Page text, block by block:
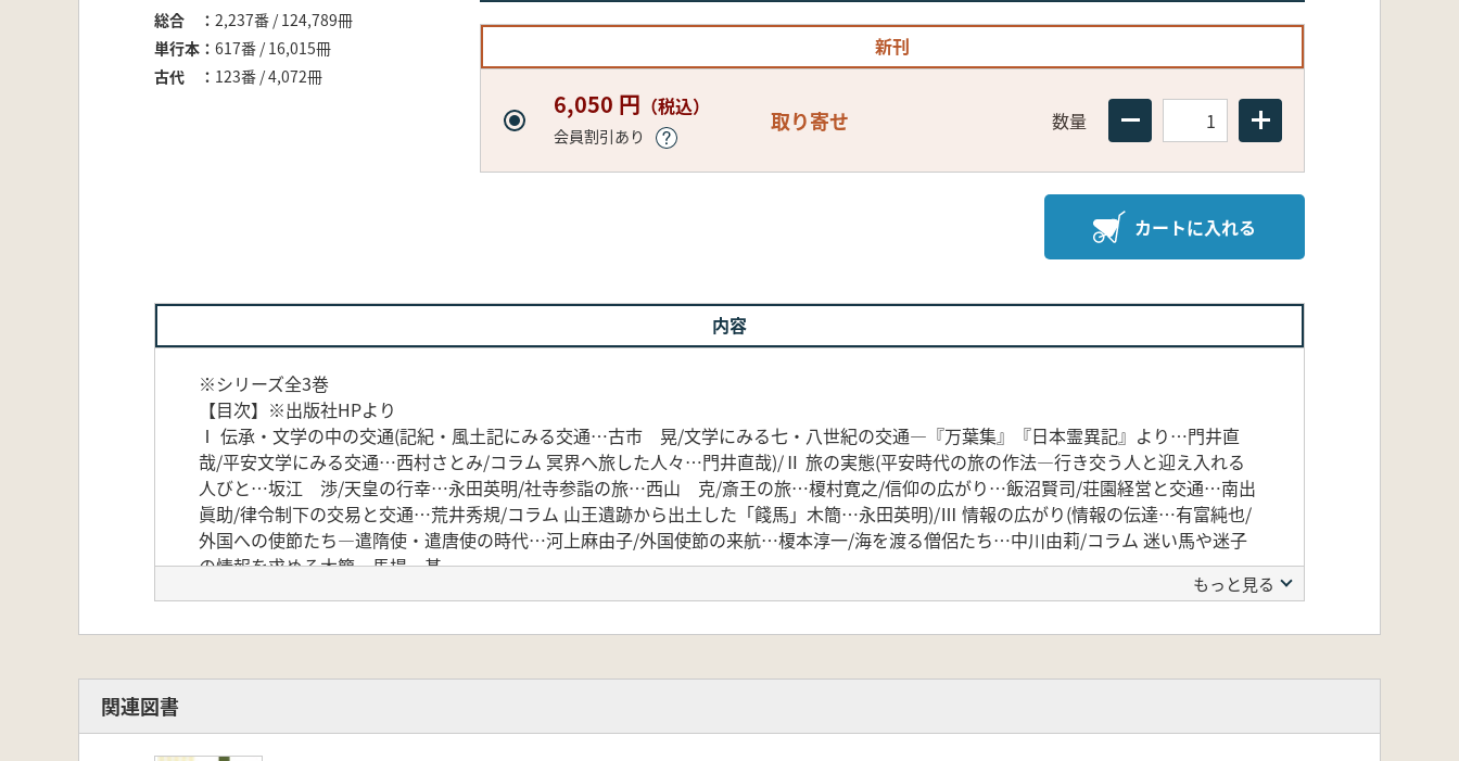
総合
2,237番 / 124,789冊
単行本
617番 / 16,015冊
古代
123番 / 4,072冊
新刊
6,050 円 （税込）
会員割引あり
取り寄せ 数量
カートに入れる
内容
※シリーズ全3巻
【目次】※出版社HPより
Ⅰ 伝承・文学の中の交通(記紀・風土記にみる交通…古市 晃/文学にみる七・八世紀の交通―『万葉集』『日本霊異記』より…門井直
哉/平安文学にみる交通…西村さとみ/コラム 冥界へ旅した人々…門井直哉)/Ⅱ 旅の実態(平安時代の旅の作法―行き交う人と迎え入れる
人びと…坂江 渉/天皇の行幸…永田英明/社寺参詣の旅…西山 克/斎王の旅…榎村寛之/信仰の広がり…飯沼賢司/荘園経営と交通…南出
眞助/律令制下の交易と交通…荒井秀規/コラム 山王遺跡から出土した「餞馬」木簡…永田英明)/Ⅲ 情報の広がり(情報の伝達…有富純也/
外国への使節たち―遣隋使・遣唐使の時代…河上麻由子/外国使節の来航…榎本淳一/海を渡る僧侶たち…中川由莉/コラム 迷い馬や迷子
の情報を求める木簡…馬場 基
もっと見る
関連図書